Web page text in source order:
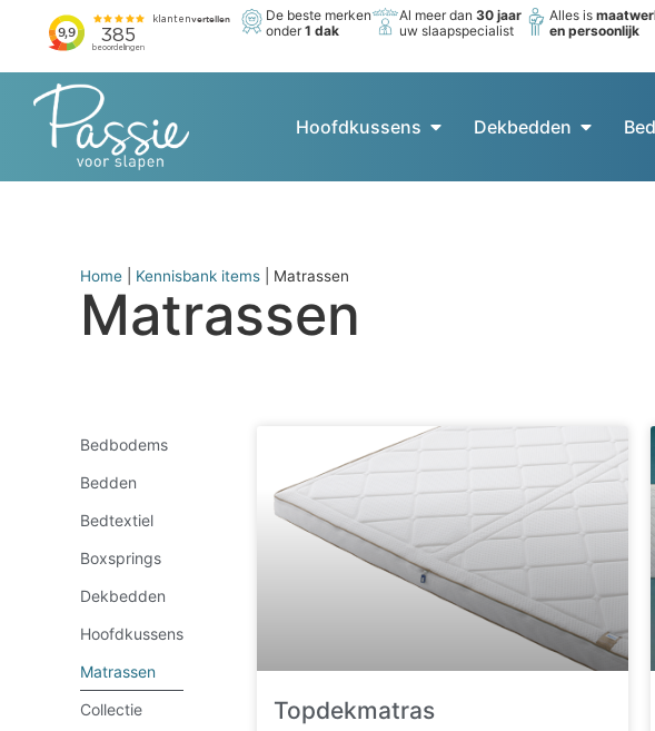
De beste merken
onder1 dak
Al meer dan30 jaar
uw slaapspecialist
Alles is
en persoonlijk
Hoofdkussens Dekbedden
Home Kennisbank items Matrassen
Matrassen
Bedbodems
Bedden
Bedtextiel
Boxsprings
Dekbedden
Hoofdkussens
Matrassen
Collectie
Topdekmatras